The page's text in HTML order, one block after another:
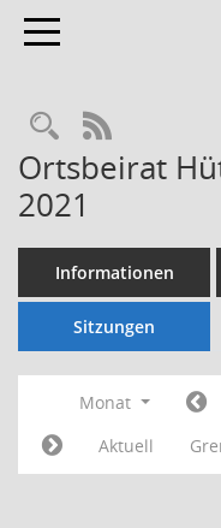
Toggle navigation
RSS-Feed
Ortsbeirat
2021
Informationen
Sitzungen
Monat
Aktuell